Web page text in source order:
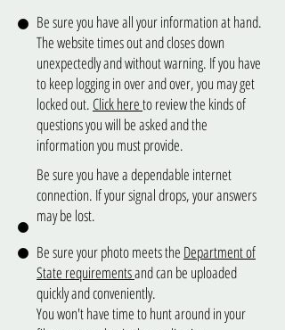
Be sure you have all your information at hand.
The website times out and closes down
unexpectedly and without warning. If you have
to keep logging in over and over, you may get
locked out. Click hereto review the kinds of
questions you will be asked and the
information you must provide.
Be sure you have a dependable internet
connection. If your signal drops, your answers
may be lost.
Be sure your photo meets the Department of
State requirementsand can be uploaded
quickly and conveniently.
You won't have time to hunt around in your